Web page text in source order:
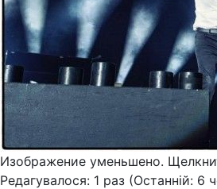
Изображение уменьшено.
Редагувалося: 1 раз (Останній: 6